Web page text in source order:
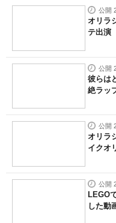
公開
オリラ
テ出演
公開
彼らは
絶ラッ
公開
オリラ
イクオ
公開
LEGO
した動